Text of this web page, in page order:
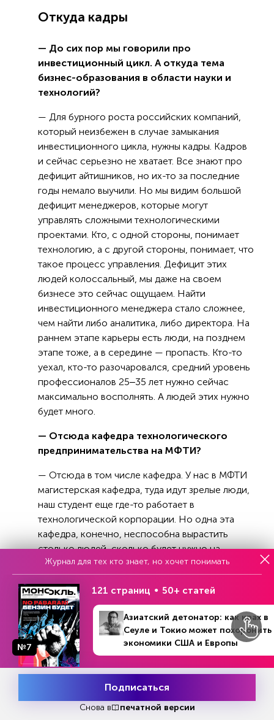
Откуда кадры
— До сих пор мы говорили про
инвестиционный цикл. А откуда тема
бизнес-образования в области науки и
технологий?
— Для бурного роста российских компаний,
который неизбежен в случае замыкания
инвестиционного цикла, нужны кадры. Кадров
и сейчас серьезно не хватает. Все знают про
дефицит айтишников, но их-то за последние
годы немало выучили. Но мы видим большой
дефицит менеджеров, которые могут
управлять сложными технологическими
проектами. Кто, с одной стороны, понимает
технологию, а с другой стороны, понимает, что
такое процесс управления. Дефицит этих
людей колоссальный, мы даже на своем
бизнесе это сейчас ощущаем. Найти
инвестиционного менеджера стало сложнее,
чем найти либо аналитика, либо директора. На
раннем этапе карьеры есть люди, на позднем
этапе тоже, а в середине — пропасть. Кто-то
уехал, кто-то разочаровался, средний уровень
профессионалов 25‒35 лет нужно сейчас
максимально восполнять. А людей этих нужно
будет много.
— Отсюда кафедра технологического
предпринимательства на МФТИ?
— Отсюда в том числе кафедра. У нас в МФТИ
магистерская кафедра, туда идут зрелые люди,
наш студент еще где-то работает в
технологической корпорации. Но одна эта
кафедра, конечно, неспособна вырастить
столько людей, сколько будет нужно на
высокотехнологичных рынках. Мы будем
делиться этим опытом с университетами, да и
в самом МФТИ эту деятельность
масштабировать.
Вот на цифрах о росте рынков. Российский
рынок кибербезопасности по итогам 2021 года
составлял около 150 миллиардов рублей, при
этом до 50 процентов вендорской выручки
приходилось на иностранные решения. В 2022
году рынок мог превысить 180 миллиардов, а
№23 (1300) В номере
Попробовать
Журнал для тех кто знает, но хочет понимать
№7
121 страниц 50+ статей
Азиатский детонатор: как крах в
Сеуле и Токио может похоронить
экономики США и Европы
Подписаться
Снова в печатной версии